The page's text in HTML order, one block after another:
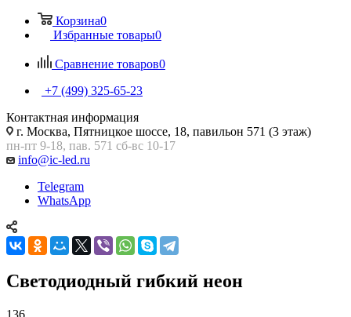
Корзина0
Избранные товары0
Сравнение товаров0
+7 (499) 325-65-23
Контактная информация
г. Москва, Пятницкое шоссе, 18, павильон 571 (3 этаж)
пн-пт 9-18, пав. 571 сб-вс 10-17
info@ic-led.ru
Telegram
WhatsApp
Светодиодный гибкий неон
136